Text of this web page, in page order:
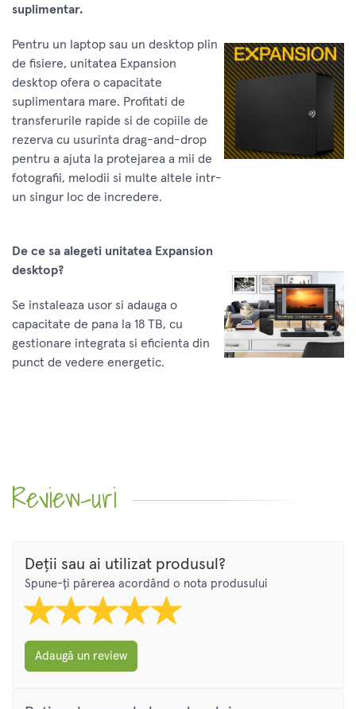
suplimentar.
Pentru un laptop sau un desktop plin
de fisiere, unitatea Expansion
desktop ofera o capacitate
suplimentara mare. Profitati de
transferurile rapide si de copiile de
rezerva cu usurinta drag-and-drop
pentru a ajuta la protejarea a mii de
fotografii, melodii si multe altele intr-
un singur loc de incredere.
De ce sa alegeti unitatea Expansion
desktop?
Se instaleaza usor si adauga o
capacitate de pana la 18 TB, cu
gestionare integrata si eficienta din
punct de vedere energetic.
Review-uri
Deții sau ai utilizat produsul?
Spune-ți părerea acordând o nota produsului
Adaugă un review